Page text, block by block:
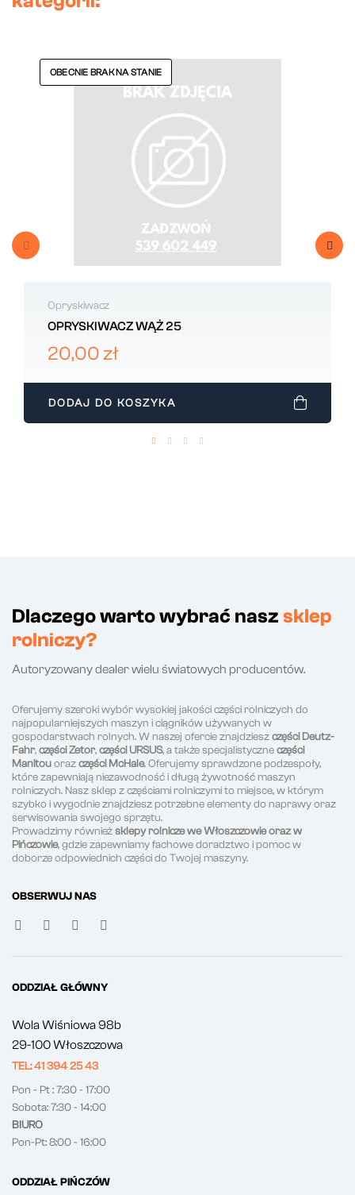
OBECNIE BRAK NA STANIE
Opryskiwacz
OPRYSKIWACZ WĄŻ 25
20,00 zł
DODAJ DO KOSZYKA
Dlaczego warto wybrać nasz sklep
rolniczy?
Autoryzowany dealer wielu światowych producentów.
Oferujemy szeroki wybór wysokiej jakości części rolniczych do
najpopularniejszych maszyn i ciągników używanych w
gospodarstwach rolnych. W naszej ofercie znajdzieszczęści Deutz-
Fahr,części Zetor,części URSUS, a także specjalistyczneczęści
Manitouorazczęści McHale. Oferujemy sprawdzone podzespoły,
które zapewniają niezawodność i długą żywotność maszyn
rolniczych. Nasz sklep z częściami rolniczymi to miejsce, w którym
szybko i wygodnie znajdziesz potrzebne elementy do naprawy oraz
serwisowania swojego sprzętu.
Prowadzimy równieżsklepy rolnicze we Włoszczowie oraz w
Pińczowie, gdzie zapewniamy fachowe doradztwo i pomoc w
doborze odpowiednich części do Twojej maszyny.
OBSERWUJ NAS
ODDZIAŁ GŁÓWNY
Wola Wiśniowa 98b
29-100 Włoszczowa
TEL: 41 394 25 43
Pon - Pt : 7:30 - 17:00
Sobota: 7:30 - 14:00
BIURO
Pon-Pt: 8:00 - 16:00
ODDZIAŁ PIŃCZÓW